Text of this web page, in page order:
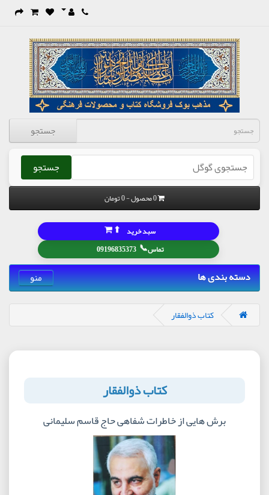
جستجو
جستجو
0 محصول - 0 تومان
تماس📞
09196835373
سبد خرید ⬆
دسته بندی ها منو
کتاب ذوالفقار
کتاب ذوالفقار
برش هایی از خاطرات شفاهی حاج قاسم سلیمانی